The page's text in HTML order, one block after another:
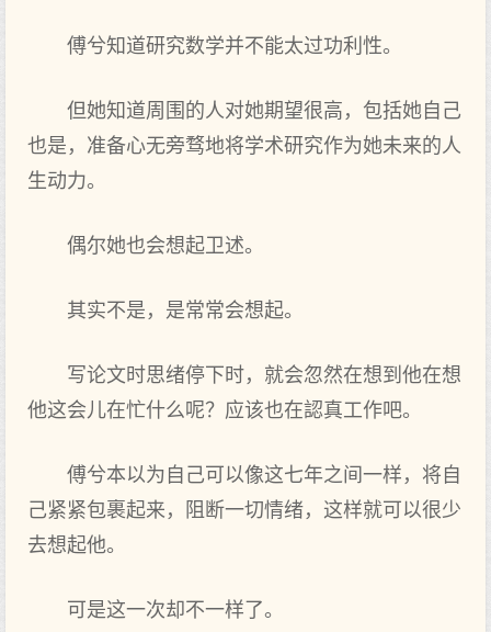
傅兮知道研究数学并不能太过功利性。
但她知道周围的人对她期望很高，包括她自己
也是，准备心无旁骛地将学术研究作为她未来的人
生动力。
偶尔她也会想起卫述。
其实不是，是常常会想起。
写论文时思绪停下时，就会忽然在想到他在想
他这会儿在忙什么呢？应该也在認真工作吧。
傅兮本以为自己可以像这七年之间一样，将自
己紧紧包裹起来，阻断一切情绪，这样就可以很少
去想起他。
可是这一次却不一样了。